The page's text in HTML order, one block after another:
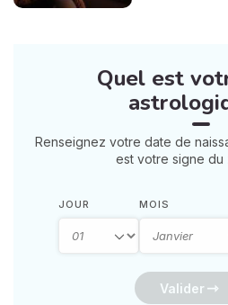
intérieur. 🛡️🌒
Quel est
Renseignez votre date de
est votre signe du
JOUR MOIS
Valider